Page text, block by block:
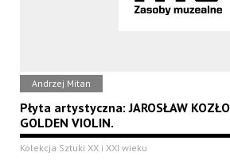
Andrzej Mitan
Płyta artystyczna: JAROSŁAW
GOLDEN VIOLIN.
Kolekcja Sztuki XX i XXI wieku